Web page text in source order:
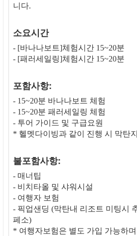
니다.
소요시간
- [바나나보트]체험시간 15~20분
- [패러세일링]체험시간 15~20분
포함사항:
- 15~20분 바나나보트 체험
- 15~20분 패러세일링 체험
- 투어 가이드 및 구급요원
* 헬멧다이빙과 같이 진행 시 막탄
불포함사항:
- 매너팁
- 비치타올 및 샤워시설
- 여행자 보험
- 픽업샌딩 (막탄내 리조트 미팅시
페소)
* 여행자보험은 별도 가입 가능하